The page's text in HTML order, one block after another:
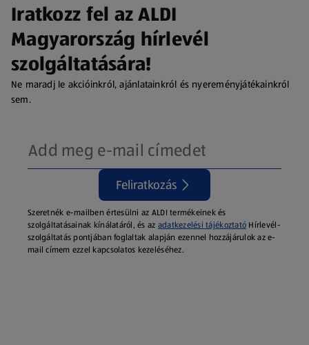
Iratkozz fel az ALDI
Magyarország hírlevél
szolgáltatására!
Ne maradj le akcióinkról, ajánlatainkról és nyereményjátékainkról
sem.
Feliratkozás
Szeretnék e-mailben értesülni az ALDI termékeinek és
szolgáltatásainak kínálatáról, és az adatkezelési tájékoztató Hírlevél-
szolgáltatás pontjában foglaltak alapján ezennel hozzájárulok az e-
mail címem ezzel kapcsolatos kezeléséhez.